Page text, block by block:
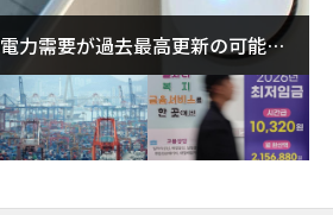
力需要が過去最高更新の可能性
検